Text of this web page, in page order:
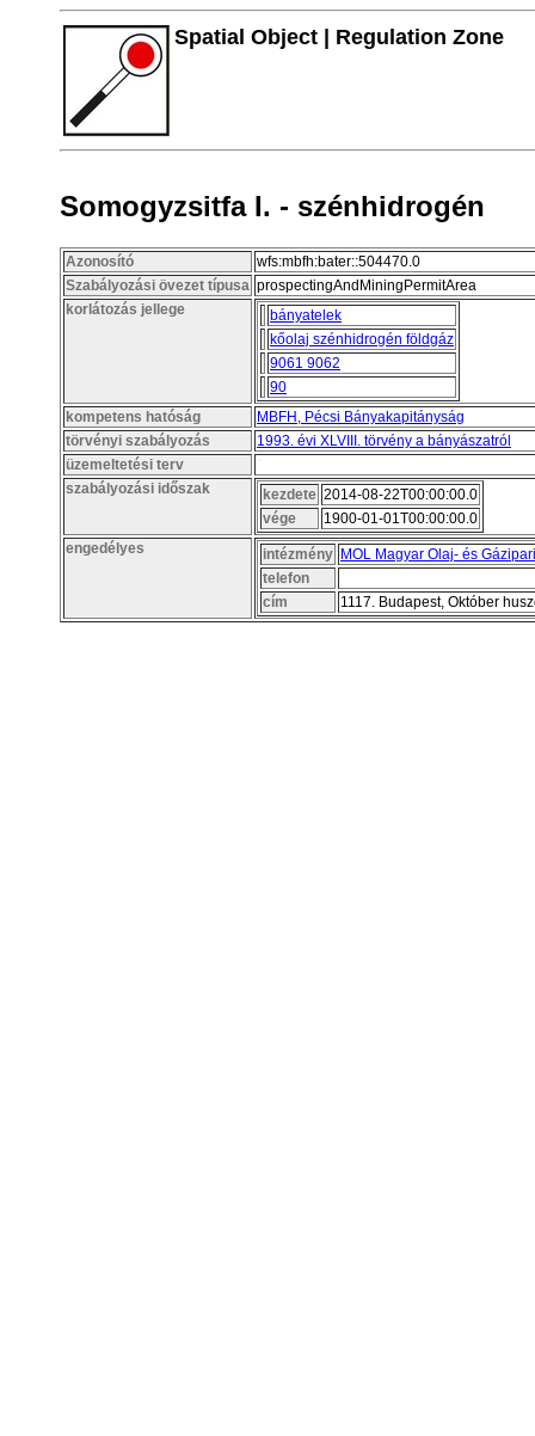
Spatial Object | Regulation Zone
Somogyzsitfa I. - szénhidrogén
Azonosító
wfs:mbfh:bater::504470.0
Szabályozási övezet típusa prospectingAndMiningPermitArea
korlátozás jellege
bányatelek
kőolaj szénhidrogén földgáz
9061 9062
90
kompetens hatóság
MBFH, Pécsi Bányakapitányság
törvényi szabályozás
1993. évi XLVIII. törvény a bányászatról
üzemeltetési terv
szabályozási időszak
kezdete 2014-08-22T00:00:00.0
vége
1900-01-01T00:00:00.0
engedélyes
intézmény MOL Magyar Olaj- és
telefon
cím
1117. Budapest, Október